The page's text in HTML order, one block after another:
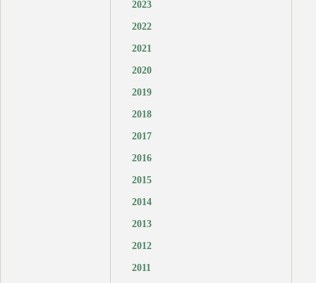
2023
2022
2021
2020
2019
2018
2017
2016
2015
2014
2013
2012
2011